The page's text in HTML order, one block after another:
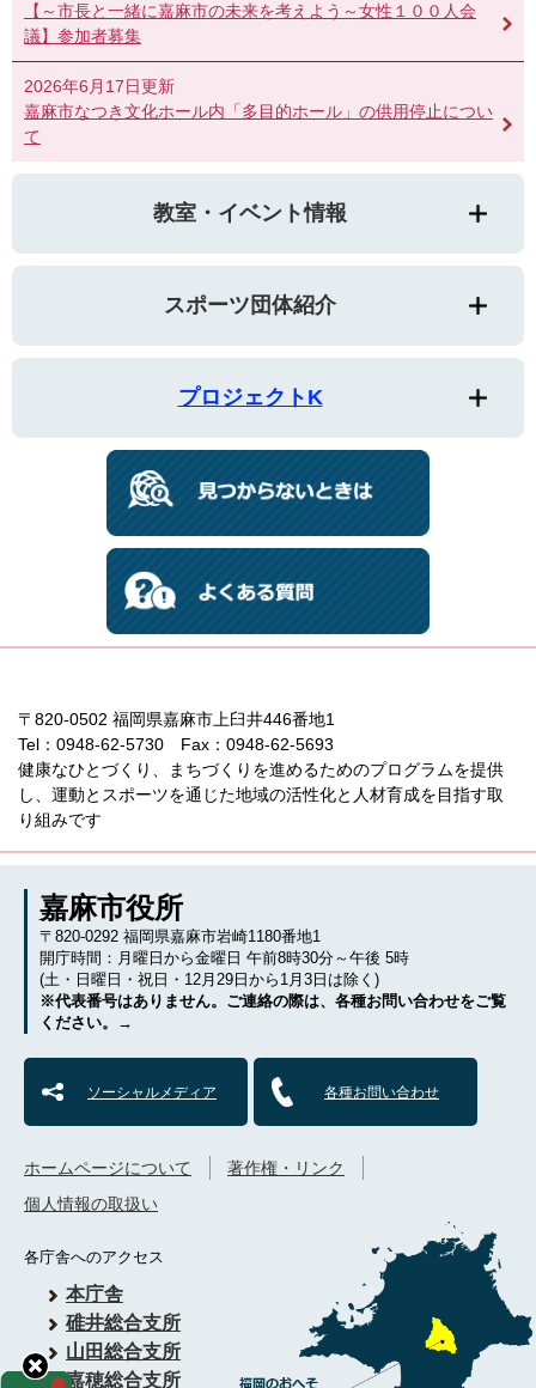
【～市長と一緒に嘉麻市の未来を考えよう～女性１００人会
議】参加者募集
2026年6月17日更新
嘉麻市なつき文化ホール内「多目的ホール」の供用停止につい
て
教室・イベント情報
スポーツ団体紹介
プロジェクトK
〒820-0502 福岡県嘉麻市上臼井446番地1
Tel：0948-62-5730 Fax：0948-62-5693
健康なひとづくり、まちづくりを進めるためのプログラムを提供
し、運動とスポーツを通じた地域の活性化と人材育成を目指す取
り組みです
嘉麻市役所
〒820-0292 福岡県嘉麻市岩崎1180番地1
開庁時間：月曜日から金曜日 午前8時30分～午後 5時
(土・日曜日・祝日・12月29日から1月3日は除く)
※代表番号はありません。ご連絡の際は、各種お問い合わせをご覧
ください。→
ソーシャルメディア 各種お問い合わせ
各庁舎へのアクセス
本庁舎
碓井総合支所
山田総合支所
嘉穂総合支所
ホームページについて
著作権・リンク
個人情報の取扱い